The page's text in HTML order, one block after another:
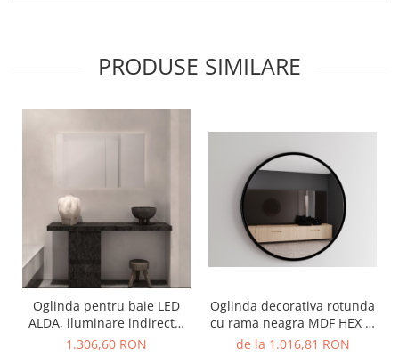
PRODUSE SIMILARE
Oglinda pentru baie LED
ALDA, iluminare indirecta,
1005 lm, IP44, intrerupator
1.306,60 RON
Oglinda decorativa rotunda
cu rama neagra MDF HEX 2,
diametru 50 cm - O'VIRRO
de la 1.016,81 RON